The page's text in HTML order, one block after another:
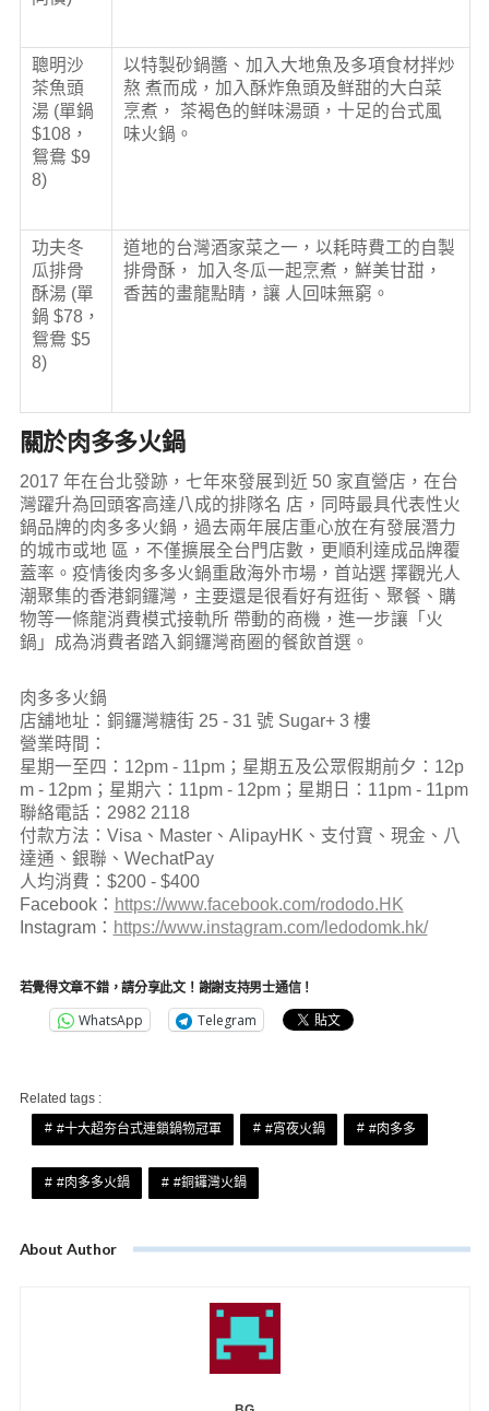
聰明沙
茶魚頭
湯 (單鍋
$108，
鴛鴦 $9
8)
以特製砂鍋醬、加入大地魚及多項食材拌炒
熬 煮而成，加入酥炸魚頭及鲜甜的大白菜
烹煮， 茶褐色的鲜味湯頭，十足的台式風
味火鍋。
功夫冬
瓜排骨
酥湯 (單
鍋 $78，
鴛鴦 $5
8)
道地的台灣酒家菜之一，以耗時費工的自製
排骨酥， 加入冬瓜一起烹煮，鮮美甘甜，
香茜的畫龍點睛，讓 人回味無窮。
關於肉多多火鍋
2017 年在台北發跡，七年來發展到近 50 家直營店，在台
灣躍升為回頭客高達八成的排隊名 店，同時最具代表性火
鍋品牌的肉多多火鍋，過去兩年展店重心放在有發展潛力
的城市或地 區，不僅擴展全台門店數，更順利達成品牌覆
蓋率。疫情後肉多多火鍋重啟海外市場，首站選 擇觀光人
潮聚集的香港銅鑼灣，主要還是很看好有逛街、聚餐、購
物等一條龍消費模式接軌所 帶動的商機，進一步讓「火
鍋」成為消費者踏入銅鑼灣商圈的餐飲首選。
肉多多火鍋
店舖地址：銅鑼灣糖街 25 - 31 號 Sugar+ 3 樓
營業時間：
星期一至四：12pm - 11pm；星期五及公眾假期前夕：12p
m - 12pm；星期六：11pm - 12pm；星期日：11pm - 11pm
聯絡電話：2982 2118
付款方法：Visa、Master、AlipayHK、支付寶、現金、八
達通、銀聯、WechatPay
人均消費：$200 - $400
Facebook： https://www.facebook.com/rododo.HK
Instagram： https://www.instagram.com/ledodomk.hk/
若覺得文章不錯，請分享此文！謝謝支持男士通信！
WhatsApp Telegram
Related tags :
#十大超夯台式連鎖鍋物冠軍
#宵夜火鍋 #肉多多
#肉多多火鍋 #銅鑼灣火鍋
About Author